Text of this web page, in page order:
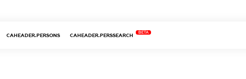
CAHEADER.PERSONS CAHEADER.PERSSEARCH
BETA